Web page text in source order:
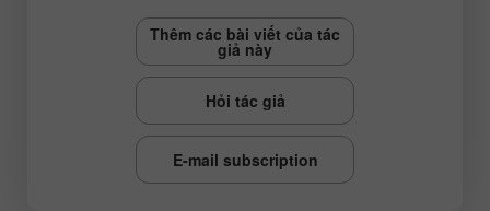
Thêm các bài viết của tác
giả này
Hỏi tác giả
E-mail subscription